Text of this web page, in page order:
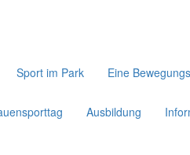
Sport im Park Eine
Ausbildung